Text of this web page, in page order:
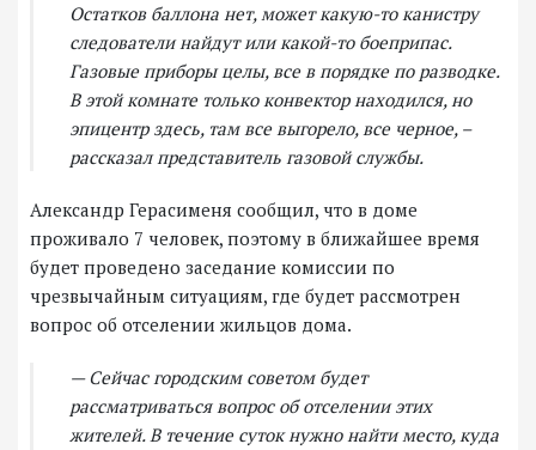
Остатков баллона нет, может какую-то канистру
следователи найдут или какой-то боеприпас.
Газовые приборы целы, все в порядке по разводке.
В этой комнате только конвектор находился, но
эпицентр здесь, там все выгорело, все черное, –
рассказал представитель газовой службы.
Александр Герасименя сообщил, что в доме
проживало 7 человек, поэтому в ближайшее время
будет проведено заседание комиссии по
чрезвычайным ситуациям, где будет рассмотрен
вопрос об отселении жильцов дома.
— Сейчас городским советом будет
рассматриваться вопрос об отселении этих
жителей. В течение суток нужно найти место, куда